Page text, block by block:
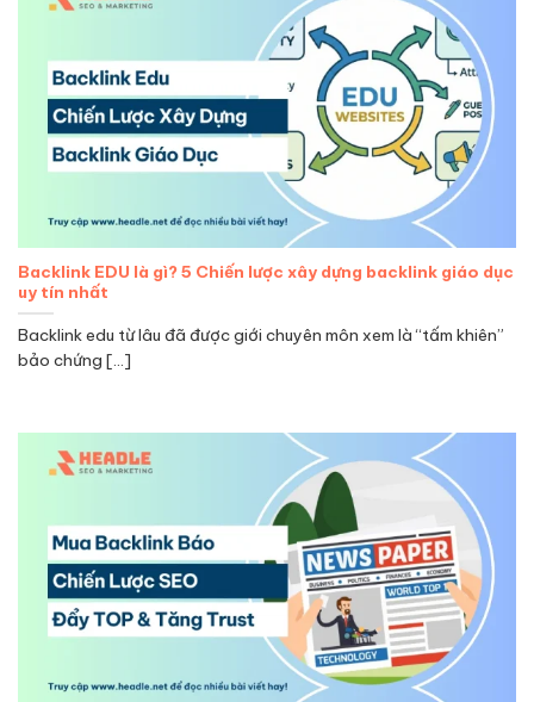
Backlink EDU là gì? 5 Chiến lược xây dựng backlink giáo dục
uy tín nhất
Backlink edu từ lâu đã được giới chuyên môn xem là “tấm khiên”
bảo chứng [...]